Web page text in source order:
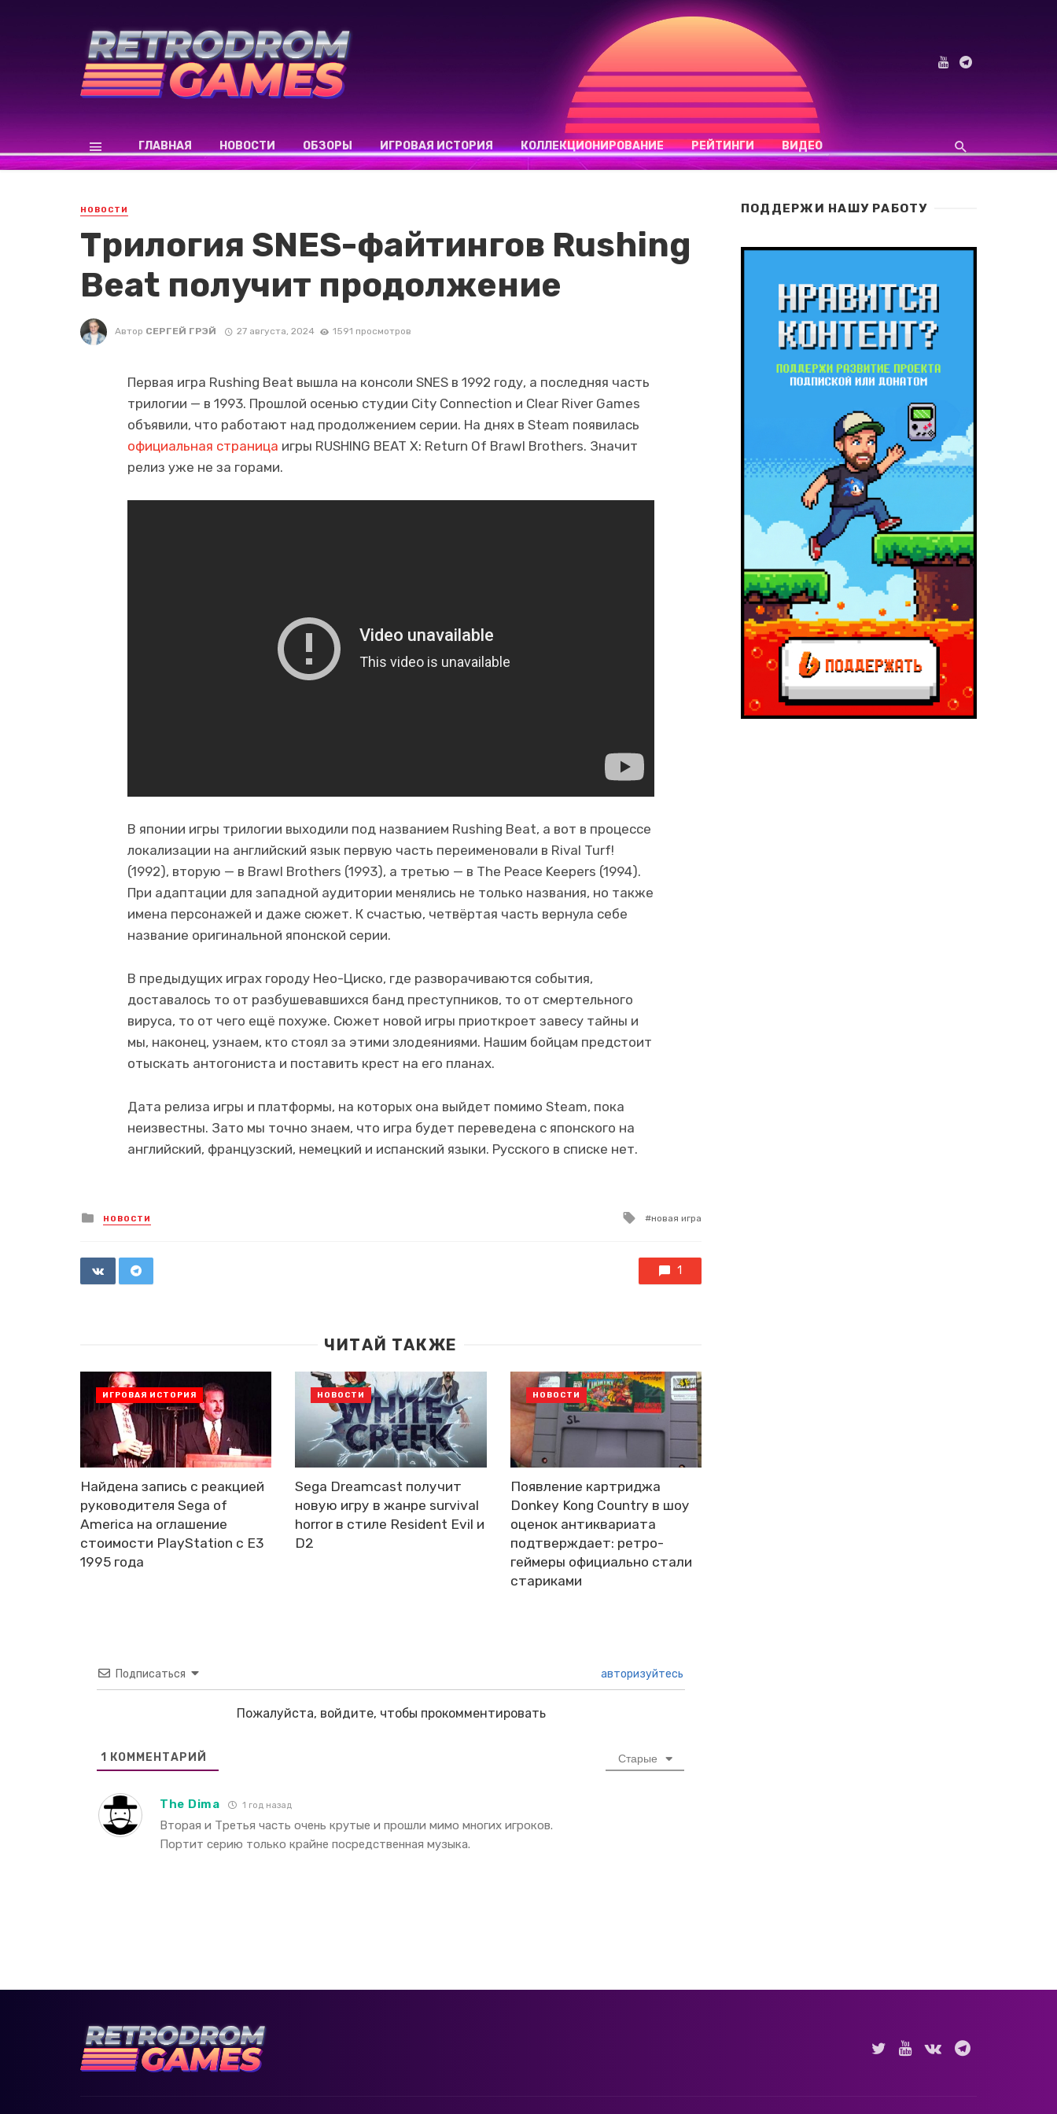
ГЛАВНАЯ НОВОСТИ ОБЗОРЫ ИГРОВАЯ ИСТОРИЯ КОЛЛЕКЦИОНИРОВАНИЕ РЕЙТИНГИ ВИДЕО
НОВОСТИ
Трилогия SNES-файтингов Rushing
Beat получит продолжение
Автор СЕРГЕЙ ГРЭЙ 27 августа, 2024 1591 просмотров
Первая игра Rushing Beat вышла на консоли SNES в 1992 году, а последняя часть
трилогии — в 1993. Прошлой осенью студии City Connection и Clear River Games
объявили, что работают над продолжением серии. На днях в Steam появилась
официальная страница игры RUSHING BEAT X: Return Of Brawl Brothers. Значит
релиз уже не за горами.
В японии игры трилогии выходили под названием Rushing Beat, а вот в процессе
локализации на английский язык первую часть переименовали в Rival Turf!
(1992), вторую — в Brawl Brothers (1993), а третью — в The Peace Keepers (1994).
При адаптации для западной аудитории менялись не только названия, но также
имена персонажей и даже сюжет. К счастью, четвёртая часть вернула себе
название оригинальной японской серии.
В предыдущих играх городу Нео-Циско, где разворачиваются события,
доставалось то от разбушевавшихся банд преступников, то от смертельного
вируса, то от чего ещё похуже. Сюжет новой игры приоткроет завесу тайны и
мы, наконец, узнаем, кто стоял за этими злодеяниями. Нашим бойцам предстоит
отыскать антогониста и поставить крест на его планах.
Дата релиза игры и платформы, на которых она выйдет помимо Steam, пока
неизвестны. Зато мы точно знаем, что игра будет переведена с японского на
английский, французский, немецкий и испанский языки. Русского в списке нет.
Posted
in
НОВОСТИ
Tagged
новая игра
1
ЧИТАЙ ТАКЖЕ
Найдена запись с реакцией
руководителя Sega of
America на оглашение
стоимости PlayStation с E3
1995 года
ИГРОВАЯ ИСТОРИЯ
Sega Dreamcast получит
новую игру в жанре survival
horror в стиле Resident Evil и
D2
НОВОСТИ
Появление картриджа
Donkey Kong Country в шоу
оценок антиквариата
подтверждает: ретро-
геймеры официально стали
стариками
НОВОСТИ
Подписаться авторизуйтесь
Пожалуйста, войдите, чтобы прокомментировать
1 КОММЕНТАРИЙ Старые
The Dima 1 год назад
Вторая и Третья часть очень крутые и прошли мимо многих игроков.
Портит серию только крайне посредственная музыка.
ПОДДЕРЖИ НАШУ РАБОТУ